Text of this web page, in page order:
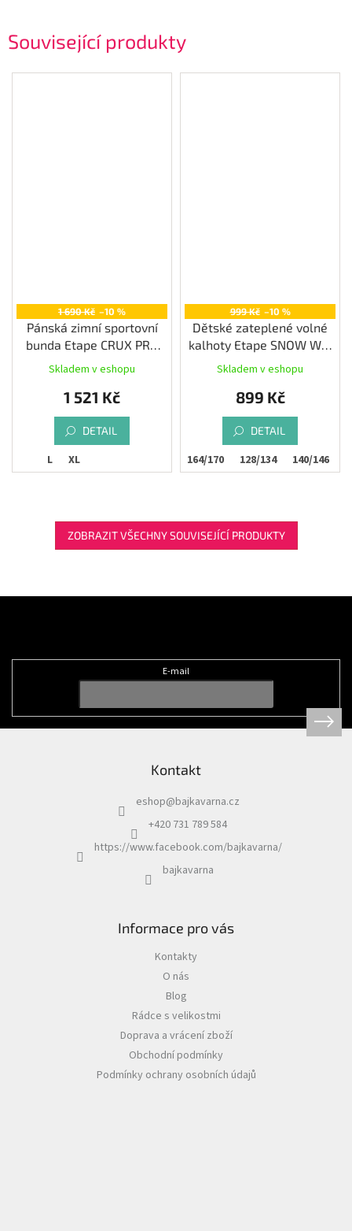
Související produkty
1 690 Kč –10 %
Pánská zimní sportovní
bunda Etape CRUX PRO
2.0, černá/žlutá fluo
Skladem v eshopu
1 521 Kč
DETAIL
L XL
999 Kč –10 %
Dětské zateplené volné
kalhoty Etape SNOW WS,
Skladem v eshopu
899 Kč
DETAIL
164/170 128/134 140/146
ZOBRAZIT VŠECHNY SOUVISEJÍCÍ PRODUKTY
E-mail
Kontakt
eshop@bajkavarna.cz
+420 731 789 584
https://www.facebook.com/bajkavarna/
bajkavarna
Informace pro vás
Kontakty
O nás
Blog
Rádce s velikostmi
Doprava a vrácení zboží
Obchodní podmínky
Podmínky ochrany osobních údajů